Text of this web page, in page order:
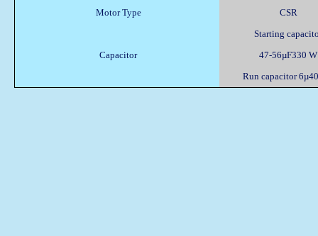
Motor Type
CSR
Capacitor
Starting
47-56µF330 W
Run capacitor